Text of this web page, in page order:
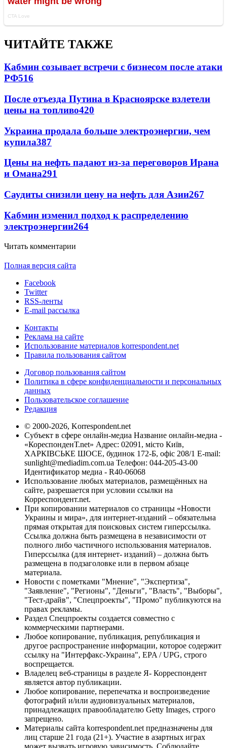
ЧИТАЙТЕ ТАКЖЕ
Кабмин созывает встречи с бизнесом после атаки
РФ516
После отъезда Путина в Красноярске взлетели
цены на топливо420
Украина продала больше электроэнергии, чем
купила387
Цены на нефть падают из-за переговоров Ирана
и Омана291
Саудиты снизили цену на нефть для Азии267
Кабмин изменил подход к распределению
электроэнергии264
Читать комментарии
Полная версия сайта
Facebook
Twitter
RSS-ленты
E-mail рассылка
Контакты
Реклама на сайте
Использование материалов korrespondent.net
Правила пользования сайтом
Договор пользования сайтом
Политика в сфере конфиденциальности и персональных
данных
Пользовательское соглашение
Редакция
© 2000-2026, Korrespondent.net
Субъект в сфере онлайн-медиа Название онлайн-медиа -
«КореспонденТ.net» Адрес: 02091, місто Київ,
ХАРКІВСЬКЕ ШОСЕ, будинок 172-Б, офіс 208/1 E-mail:
sunlight@mediadim.com.ua Телефон: 044-205-43-00
Идентификатор медиа - R40-06068
Использование любых материалов, размещённых на
сайте, разрешается при условии ссылки на
Корреспондент.net.
При копировании материалов со страницы «Новости
Украины и мира», для интернет-изданий – обязательна
прямая открытая для поисковых систем гиперссылка.
Ссылка должна быть размещена в независимости от
полного либо частичного использования материалов.
Гиперссылка (для интернет- изданий) – должна быть
размещена в подзаголовке или в первом абзаце
материала.
Новости с пометками "Мнение", "Экспертиза",
"Заявление", "Регионы", "Деньги", "Власть", "Выборы",
"Тест-драйв", "Спецпроекты", "Промо" публикуются на
правах рекламы.
Раздел Спецпроекты создается совместно с
коммерческими партнерами.
Любое копирование, публикация, републикация и
другое распространение информации, которое содержит
ссылку на "Интерфакс-Украина", EPA / UPG, строго
воспрещается.
Владелец веб-страницы в разделе Я- Корреспондент
является автор публикации.
Любое копирование, перепечатка и воспроизведение
фотографий и/или аудиовизуальных материалов,
принадлежащих правообладателю Getty Images, строго
запрещено.
Материалы сайта korrespondent.net предназначены для
лиц старше 21 года (21+). Участие в азартных играх
может вызвать игровую зависимость. Соблюдайте